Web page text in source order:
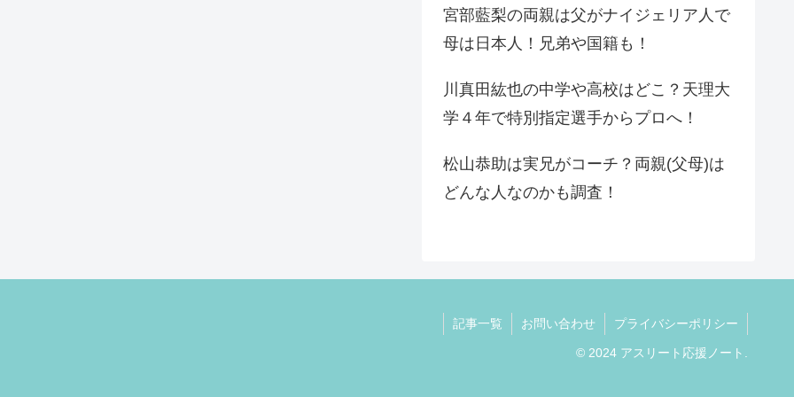
宮部藍梨の両親は父がナイジェリア人で
母は日本人！兄弟や国籍も！
川真田紘也の中学や高校はどこ？天理大
学４年で特別指定選手からプロへ！
松山恭助は実兄がコーチ？両親(父母)は
どんな人なのかも調査！
記事一覧 お問い合わせ プライバシーポリシー
© 2024 アスリート応援ノート.